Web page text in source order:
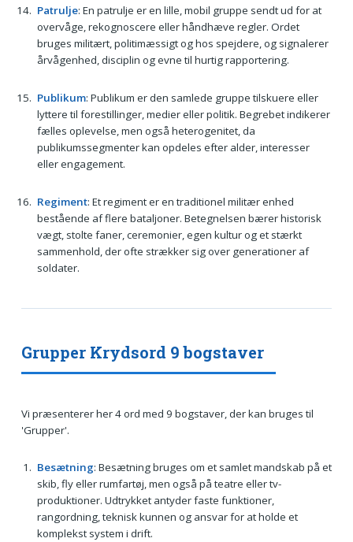
Patrulje: En patrulje er en lille, mobil gruppe sendt ud for at
overvåge, rekognoscere eller håndhæve regler. Ordet
bruges militært, politimæssigt og hos spejdere, og signalerer
årvågenhed, disciplin og evne til hurtig rapportering.
Publikum: Publikum er den samlede gruppe tilskuere eller
lyttere til forestillinger, medier eller politik. Begrebet indikerer
fælles oplevelse, men også heterogenitet, da
publikumssegmenter kan opdeles efter alder, interesser
eller engagement.
Regiment: Et regiment er en traditionel militær enhed
bestående af flere bataljoner. Betegnelsen bærer historisk
vægt, stolte faner, ceremonier, egen kultur og et stærkt
sammenhold, der ofte strækker sig over generationer af
soldater.
Grupper Krydsord 9 bogstaver
Vi præsenterer her 4 ord med 9 bogstaver, der kan bruges til
'Grupper'.
Besætning: Besætning bruges om et samlet mandskab på et
skib, fly eller rumfartøj, men også på teatre eller tv-
produktioner. Udtrykket antyder faste funktioner,
rangordning, teknisk kunnen og ansvar for at holde et
komplekst system i drift.